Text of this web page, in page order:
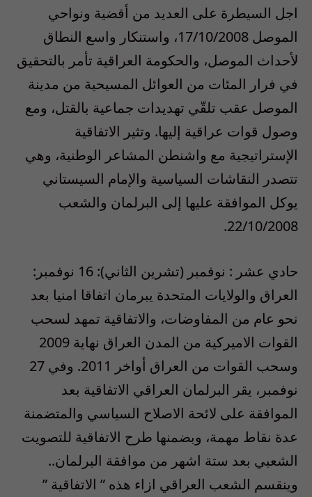
اجل السيطرة على العديد من أقضية ونواحي
الموصل 17/10/2008، واستنكار واسع النطاق
لأحداث الموصل، والحكومة العراقية تأمر بالتحقيق
في فرار المئات من العوائل المسيحية من مدينة
الموصل عقب تلقّي تهديدات جماعية بالقتل، ومع
وصول قوات عراقية إليها. وتثير الاتفاقية
الإستراتيجية مع واشنطن المشاعر الوطنية، وهي
تتصدر النقاشات السياسية والإمام السيستاني
يوكل الموافقة عليها إلى البرلمان والشعب
22/10/2008.
حادي عشر : نوفمبر (تشرين الثاني): 16 نوفمبر:
العراق والولايات المتحدة يبرمان اتفاقا امنيا بعد
نحو عام من المفاوضات، والاتفاقية تمهد لسحب
القوات الاميركية من المدن العراق نهاية 2009
وسحب القوات من العراق أواخر 2011. وفي 27
نوفمبر، يقر البرلمان العراقي الاتفاقية بعد
الموافقة على لائحة الاصلاح السياسي والمتضمنة
عدة نقاط مهمة، وبضمنها طرح الاتفاقية للتصويت
الشعبي بعد ستة اشهر من موافقة البرلمان..
وينقسم الشعب العراقي ازاء هذه ” الاتفاقية ”